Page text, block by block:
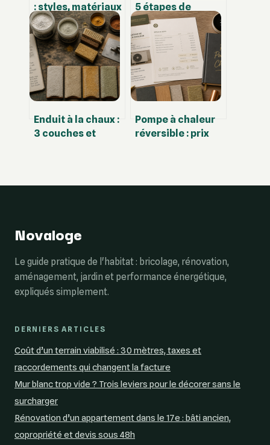
: styles, matériaux
et idées pour une
maison
authentique
5 étapes de
montage et 3
erreurs critiques à
éviter pour un
béton parfait
Enduit à la chaux :
3 couches et
Pompe à chaleur
réversible : prix
Novaloge
Le guide pratique de l'habitat : bricolage, rénovation,
aménagement, jardin et performance énergétique,
expliqués simplement.
DERNIERS ARTICLES
Coût d’un terrain viabilisé : 30 mètres, taxes et
raccordements qui changent la facture
Mur blanc trop vide ? Trois leviers pour le décorer sans le
surcharger
Rénovation d’un appartement dans le 17e : bâti ancien,
copropriété et devis sous 48h